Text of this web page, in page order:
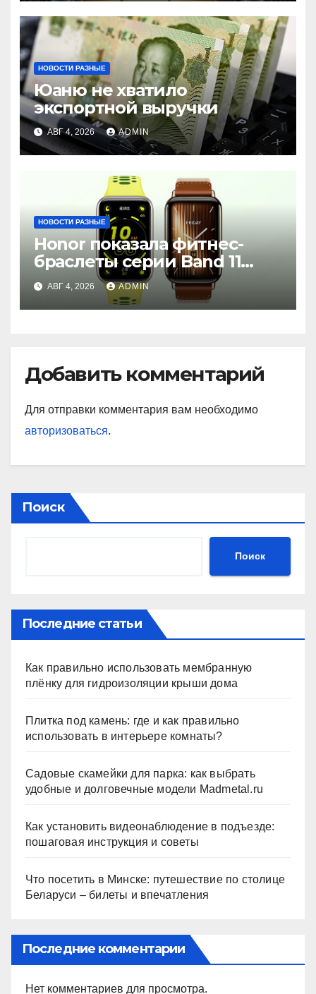
НОВОСТИ РАЗНЫЕ
Юаню не хватило
экспортной выручки
АВГ 4, 2026 ADMIN
НОВОСТИ РАЗНЫЕ
Honor показала фитнес-
браслеты серии Band 11
с GPS и автономностью до
26 дней
АВГ 4, 2026 ADMIN
Добавить комментарий
Для отправки комментария вам необходимо
авторизоваться.
Поиск
Поиск
Последние статьи
Как правильно использовать мембранную
плёнку для гидроизоляции крыши дома
Плитка под камень: где и как правильно
использовать в интерьере комнаты?
Садовые скамейки для парка: как выбрать
удобные и долговечные модели Madmetal.ru
Как установить видеонаблюдение в подъезде:
пошаговая инструкция и советы
Что посетить в Минске: путешествие по столице
Беларуси – билеты и впечатления
Последние комментарии
Нет комментариев для просмотра.